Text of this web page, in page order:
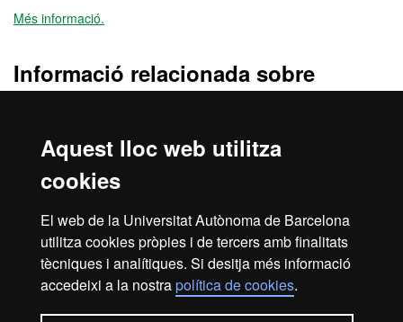
Aquest lloc web utilitza
cookies
El web de la Universitat Autònoma de Barcelona
utilitza cookies pròpies i de tercers amb finalitats
tècniques i analítiques. Si desitja més informació
accedeixi a la nostrapolítica de cookies.
Més informació.
Informació relacionada sobre
l’accés
universitat:estudiants de batxillerat,estudiants de CFGS
, majors de 45 anys
d'experiència laboral,canvi d'estudis universitaris espanyols
canvi d’estudis universitaris estrangers), o vies d'accés per a
estudiants internacionals no titulats (estudiants internacionals:
batxillerat UE,estudiants internacionals: batxillerat no UE